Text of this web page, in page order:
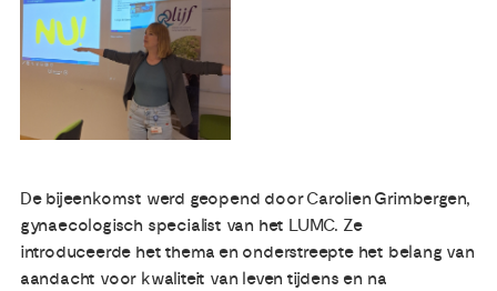
Ervaringsdeskundigheid
Over ons
Contact
De bijeenkomst werd geopend door Carolien Grimbergen,
gynaecologisch specialist van het LUMC. Ze
introduceerde het thema en onderstreepte het belang van
aandacht voor kwaliteit van leven tijdens en na